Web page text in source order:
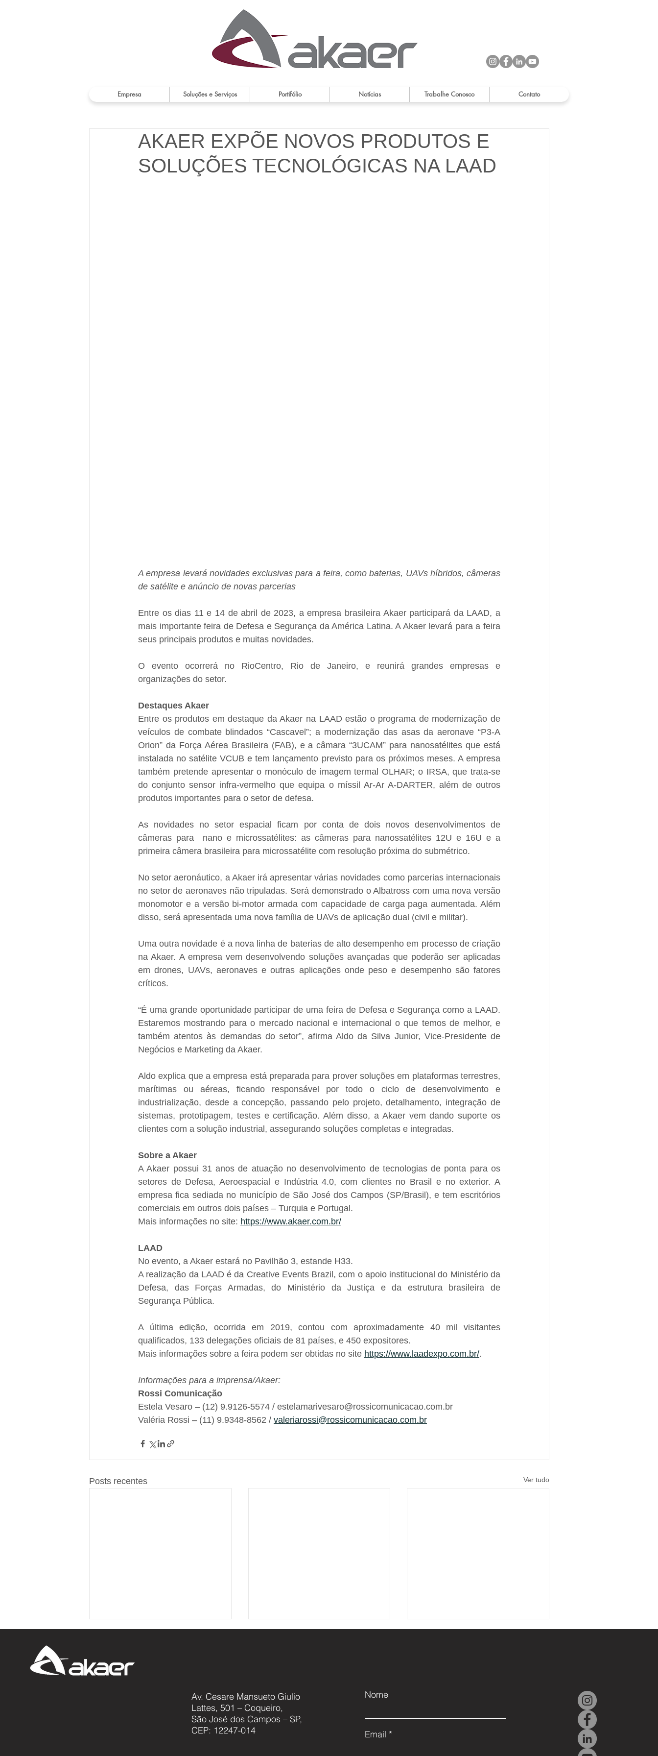
Empresa Soluções e Serviços Portifólio Notícias Trabalhe Conosco Contato
AKAER EXPÕE NOVOS PRODUTOS E
SOLUÇÕES TECNOLÓGICAS NA LAAD
A empresa levará novidades exclusivas para a feira, como baterias, UAVs híbridos, câmeras
de satélite e anúncio de novas parcerias
Entre os dias 11 e 14 de abril de 2023, a empresa brasileira Akaer participará da LAAD, a
mais importante feira de Defesa e Segurança da América Latina. A Akaer levará para a feira
seus principais produtos e muitas novidades.
O evento ocorrerá no RioCentro, Rio de Janeiro, e reunirá grandes empresas e
organizações do setor.
Destaques Akaer
Entre os produtos em destaque da Akaer na LAAD estão o programa de modernização de
veículos de combate blindados “Cascavel”; a modernização das asas da aeronave “P3-A
Orion” da Força Aérea Brasileira (FAB), e a câmara “3UCAM” para nanosatélites que está
instalada no satélite VCUB e tem lançamento previsto para os próximos meses. A empresa
também pretende apresentar o monóculo de imagem termal OLHAR; o IRSA, que trata-se
do conjunto sensor infra-vermelho que equipa o míssil Ar-Ar A-DARTER, além de outros
produtos importantes para o setor de defesa.
As novidades no setor espacial ficam por conta de dois novos desenvolvimentos de
câmeras para  nano e microssatélites: as câmeras para nanossatélites 12U e 16U e a
primeira câmera brasileira para microssatélite com resolução próxima do submétrico.
No setor aeronáutico, a Akaer irá apresentar várias novidades como parcerias internacionais
no setor de aeronaves não tripuladas. Será demonstrado o Albatross com uma nova versão
monomotor e a versão bi-motor armada com capacidade de carga paga aumentada. Além
disso, será apresentada uma nova família de UAVs de aplicação dual (civil e militar).
Uma outra novidade é a nova linha de baterias de alto desempenho em processo de criação
na Akaer. A empresa vem desenvolvendo soluções avançadas que poderão ser aplicadas
em drones, UAVs, aeronaves e outras aplicações onde peso e desempenho são fatores
críticos.
“É uma grande oportunidade participar de uma feira de Defesa e Segurança como a LAAD.
Estaremos mostrando para o mercado nacional e internacional o que temos de melhor, e
também atentos às demandas do setor”, afirma Aldo da Silva Junior, Vice-Presidente de
Negócios e Marketing da Akaer.
Aldo explica que a empresa está preparada para prover soluções em plataformas terrestres,
marítimas ou aéreas, ficando responsável por todo o ciclo de desenvolvimento e
industrialização, desde a concepção, passando pelo projeto, detalhamento, integração de
sistemas, prototipagem, testes e certificação. Além disso, a Akaer vem dando suporte os
clientes com a solução industrial, assegurando soluções completas e integradas.
Sobre a Akaer
A Akaer possui 31 anos de atuação no desenvolvimento de tecnologias de ponta para os
setores de Defesa, Aeroespacial e Indústria 4.0, com clientes no Brasil e no exterior. A
empresa fica sediada no município de São José dos Campos (SP/Brasil), e tem escritórios
comerciais em outros dois países – Turquia e Portugal.
Mais informações no site: https://www.akaer.com.br/
LAAD
No evento, a Akaer estará no Pavilhão 3, estande H33.
A realização da LAAD é da Creative Events Brazil, com o apoio institucional do Ministério da
Defesa, das Forças Armadas, do Ministério da Justiça e da estrutura brasileira de
Segurança Pública.
A última edição, ocorrida em 2019, contou com aproximadamente 40 mil visitantes
qualificados, 133 delegações oficiais de 81 países, e 450 expositores.
Mais informações sobre a feira podem ser obtidas no site https://www.laadexpo.com.br/.
Informações para a imprensa/Akaer:
Rossi Comunicação
Estela Vesaro – (12) 9.9126-5574 / estelamarivesaro@rossicomunicacao.com.br
Valéria Rossi – (11) 9.9348-8562 / valeriarossi@rossicomunicacao.com.br
Posts recentes Ver tudo
Akaer avança em projeto
global que busca desvendar
os mistérios dos neutrinos e
Cascavel NG: Modernização,
Capacitação e o Futuro da
Av. Cesare Mansueto Giulio
Lattes, 501 – Coqueiro,
São José dos Campos – SP,
CEP: 12247-014
Nome
Email